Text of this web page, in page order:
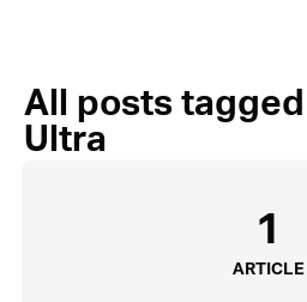
All posts
Ultra
1
ARTICLE